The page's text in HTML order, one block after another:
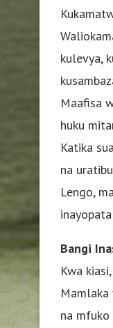
kulevya,
Maafisa
huku
Katika
na
Lengo,
Bangi
Kwa
Mamlaka
na mfuko